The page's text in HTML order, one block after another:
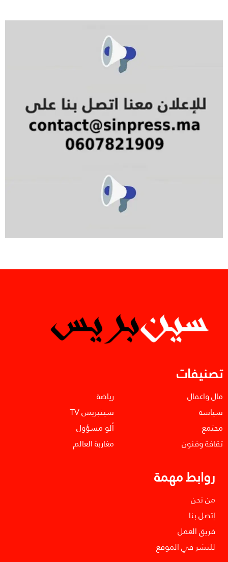
تصنيفات
مال واعمال
سياسة
مجتمع
ثقافة وفنون
رياضة
سينبريس TV
ألو مسؤول
مغاربة العالم
روابط مهمة
من نحن
إتصل بنا
فريق العمل
للنشر في الموقع